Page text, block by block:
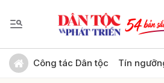
Công tác Dân tộc Tín
Gửi bình luận